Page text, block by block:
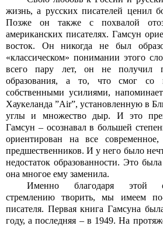
жизнь, а русских писателей ценил
Позже он также с похвалой
американских писателях. Гамсун
восток. Он никогда не был
«классическом» понимании этого
всего пару лет, он не получил
образования, а то, что смог со
собственными усилиями,
Хаукеланда ”Air”, установленную в
углы и множество дыр. И это
Гамсун – осознавал в большей
ориентирован на все
предшественников. И у него было
недостаток образованности. Это
она многое ему заменила.
Именно благодаря этой
стремлению творить, мы имеем по-
писателя. Первая книга Гамсуна
году, а последняя – в 1949. На